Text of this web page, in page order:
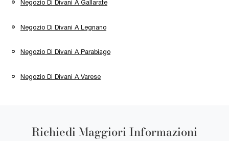
Negozio Di Divani A Gallarate
Negozio Di Divani A Legnano
Negozio Di Divani A Parabiago
Negozio Di Divani A Varese
Richiedi Maggiori Informazioni